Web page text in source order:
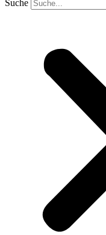
Suche